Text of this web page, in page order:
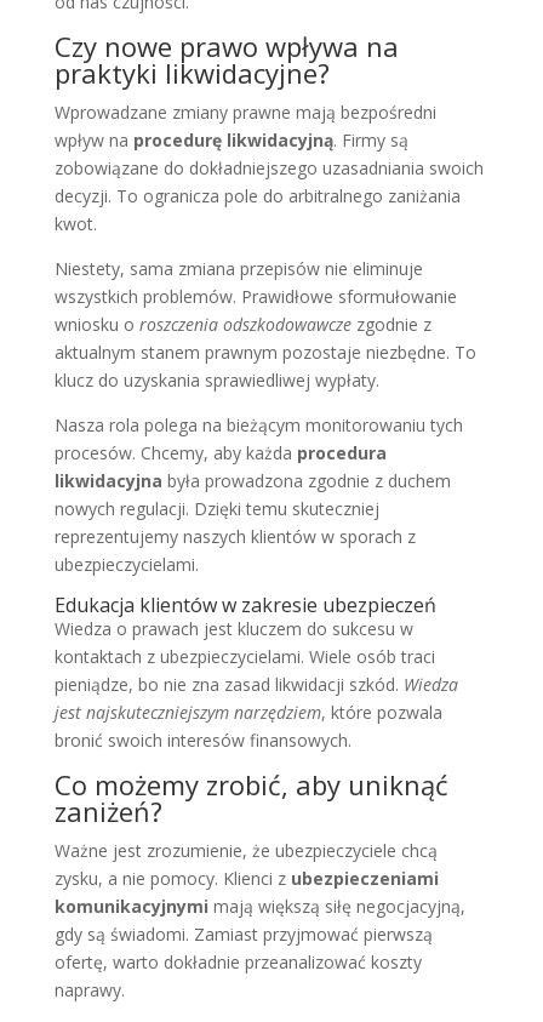
Czy nowe prawo wpływa na
praktyki likwidacyjne?
Wprowadzane zmiany prawne mają bezpośredni
wpływ na procedurę likwidacyjną. Firmy są
zobowiązane do dokładniejszego uzasadniania swoich
decyzji. To ogranicza pole do arbitralnego zaniżania
kwot.
Niestety, sama zmiana przepisów nie eliminuje
wszystkich problemów. Prawidłowe sformułowanie
wniosku o roszczenia odszkodowawczezgodnie z
aktualnym stanem prawnym pozostaje niezbędne. To
klucz do uzyskania sprawiedliwej wypłaty.
Nasza rola polega na bieżącym monitorowaniu tych
procesów. Chcemy, aby każda procedura
likwidacyjna była prowadzona zgodnie z duchem
nowych regulacji. Dzięki temu skuteczniej
reprezentujemy naszych klientów w sporach z
ubezpieczycielami.
Edukacja klientów w zakresie ubezpieczeń
Wiedza o prawach jest kluczem do sukcesu w
kontaktach z ubezpieczycielami. Wiele osób traci
pieniądze, bo nie zna zasad likwidacji szkód. Wiedza
jest najskuteczniejszym narzędziem, które pozwala
bronić swoich interesów finansowych.
Co możemy zrobić, aby uniknąć
zaniżeń?
Ważne jest zrozumienie, że ubezpieczyciele chcą
zysku, a nie pomocy. Klienci z ubezpieczeniami
komunikacyjnymi mają większą siłę negocjacyjną,
gdy są świadomi. Zamiast przyjmować pierwszą
ofertę, warto dokładnie przeanalizować koszty
naprawy.